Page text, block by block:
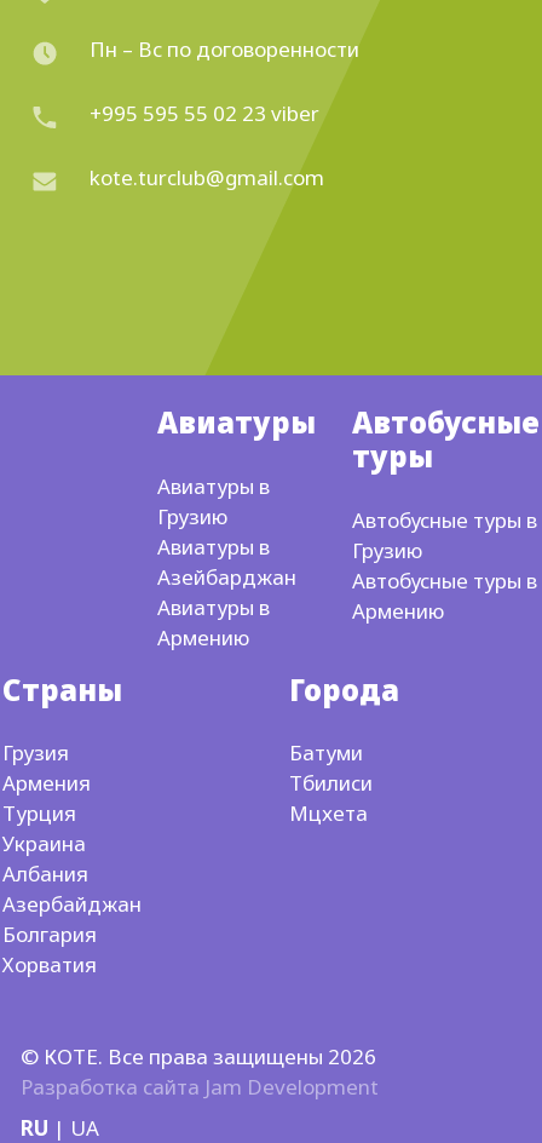
Пн – Вс по договоренности
+995 595 55 02 23 viber
kote.turclub@gmail.com
Авиатуры
Авиатуры в
Грузию
Авиатуры в
Азейбарджан
Авиатуры в
Армению
Автобусные
туры
Автобусные туры в
Грузию
Автобусные туры в
Армению
Страны
Грузия
Армения
Турция
Украина
Албания
Азербайджан
Болгария
Хорватия
Города
Батуми
Тбилиси
Мцхета
© КОТЕ. Все права защищены 2026
Разработка сайта Jam Development
RU | UA